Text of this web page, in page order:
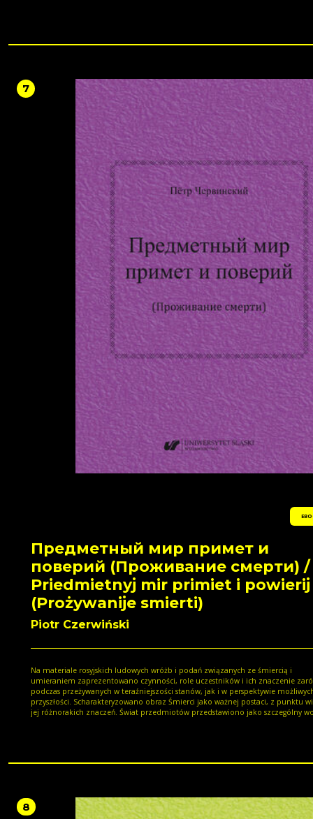
na celu połączenie tekstów opisujących różne przejawy koncepcji pamięci w
materiału faktograficznego, nie tylko uwzględnionego już w literaturze
także współczesnego, nowego, takiego, który dotychczas jeszcze nie był
opisywany w pracach naukowców. Potwierdza to, że główny cel, jaki postawili
autorzy - ukazanie związku przeszłości z teraźniejszością i znaczenia pamięci
związku - został osiągnięty. Z recenzji dr. hab. Aleksandra Gadomskiego prof.
Uniwersytetu Opolskiego
7
Предметный мир примет и
поверий (Проживание смерти) /
Priedmietnyj mir primiet i powierij
(Prożywanije smierti)
Piotr Czerwiński
Na materiale rosyjskich ludowych wróżb i podań związanych ze śmiercią i
umieraniem zaprezentowano czynności, role uczestników i ich znaczenie
podczas przeżywanych w teraźniejszości stanów, jak i w perspektywie
przyszłości. Scharakteryzowano obraz Śmierci jako ważnej postaci, z punktu
jej różnorakich znaczeń. Świat przedmiotów przedstawiono jako szczególny
8